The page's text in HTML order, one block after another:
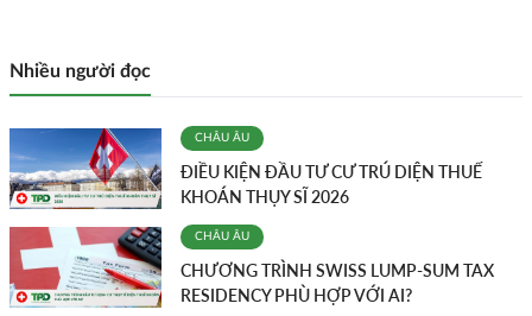
Nhiều người đọc
CHÂU ÂU
ĐIỀU KIỆN ĐẦU TƯ CƯ TRÚ DIỆN THUẾ
KHOÁN THỤY SĨ 2026
CHÂU ÂU
CHƯƠNG TRÌNH SWISS LUMP-SUM TAX
RESIDENCY PHÙ HỢP VỚI AI?